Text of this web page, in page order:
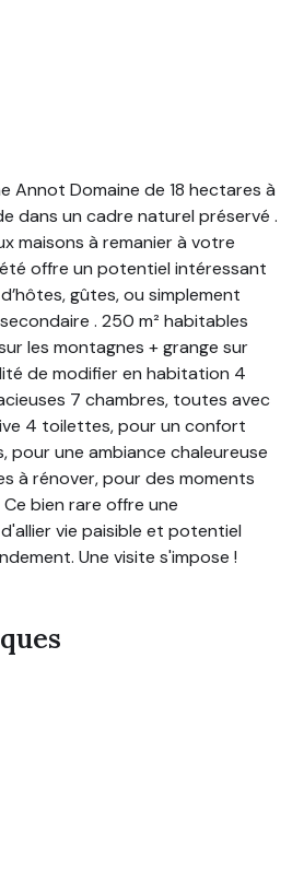
Annot Domaine de 18 hectares à
dans un cadre naturel préservé .
maisons à remanier à votre
offre un potentiel intéressant
gûtes, ou simplement
. 250 m² habitables
les montagnes + grange sur
de modifier en habitation 4
7 chambres, toutes avec
4 toilettes, pour un confort
pour une ambiance chaleureuse
à rénover, pour des moments
bien rare offre une
vie paisible et potentiel
Une visite s'impose !